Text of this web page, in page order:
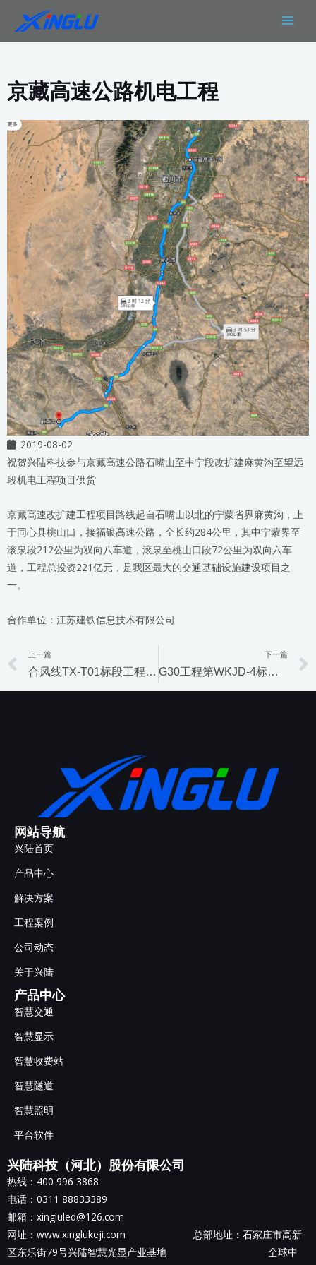
内
京藏高速公路机电工程
2019-08-02
祝贺兴陆科技参与京藏高速公路石嘴山至中宁段改扩建麻黄沟至望远
段机电工程项目供货
京藏高速改扩建工程项目路线起自石嘴山以北的宁蒙省界麻黄沟，止
于同心县桃山口，接福银高速公路，全长约284公里，其中宁蒙界至
滚泉段212公里为双向八车道，滚泉至桃山口段72公里为双向六车
道，工程总投资221亿元，是我区最大的交通基础设施建设项目之
一。
合作单位：江苏建铁信息技术有限公司
Prev
上一篇
合凤线TX-T01标段工程项目
下一篇
G30工程第WKJD-4标段项目
网站导航
兴陆首页
产品中心
解决方案
工程案例
公司动态
关于兴陆
产品中心
智慧交通
智慧显示
智慧收费站
智慧隧道
智慧照明
平台软件
兴陆科技（河北）股份有限公司
热线：400 996 3868
电话：0311 88833389
邮箱：xingluled@126.com
网址：www.xinglukeji.com 总部地址： 石家庄市高新
区东乐街79号兴陆智慧光显产业基地 全球中